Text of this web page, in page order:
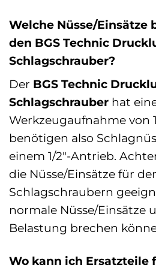
Welche Nüsse/Einsätze
den BGS Technic
Schlagschrauber?
Der BGS Technic
Schlagschrauber hat
Werkzeugaufnahme von
benötigen also
einem 1/2″-Antrieb.
die Nüsse/Einsätze für
Schlagschraubern
normale Nüsse/Einsätze
Belastung brechen
Wo kann ich Ersatzteile